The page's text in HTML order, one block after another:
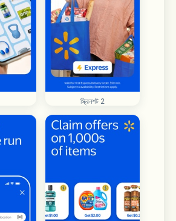
স্ক্রিনশট 2